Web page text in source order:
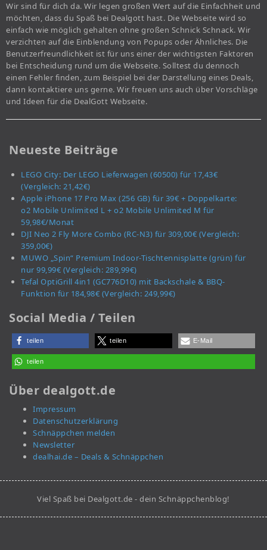
Wir sind für dich da. Wir legen großen Wert auf die Einfachheit und
möchten, dass du Spaß bei Dealgott hast. Die Webseite wird so
einfach wie möglich gehalten ohne großen Schnick Schnack. Wir
verzichten auf die Einblendung von Popups oder Ähnliches. Die
Benutzerfreundlichkeit ist für uns einer der wichtigsten Faktoren
bei Entscheidung rund um die Webseite. Solltest du dennoch
einen Fehler finden, zum Beispiel bei der Darstellung eines Deals,
dann kontaktiere uns gerne. Wir freuen uns auch über Vorschläge
und Ideen für die DealGott Webseite.
Neueste Beiträge
LEGO City: Der LEGO Lieferwagen (60500) für 17,43€
(Vergleich: 21,42€)
Apple iPhone 17 Pro Max (256 GB) für 39€ + Doppelkarte:
o2 Mobile Unlimited L + o2 Mobile Unlimited M für
59,98€/Monat
DJI Neo 2 Fly More Combo (RC-N3) für 309,00€ (Vergleich:
359,00€)
MUWO „Spin“ Premium Indoor-Tischtennisplatte (grün) für
nur 99,99€ (Vergleich: 289,99€)
Tefal OptiGrill 4in1 (GC776D10) mit Backschale & BBQ-
Funktion für 184,98€ (Vergleich: 249,99€)
Social Media / Teilen
teilen teilen E-Mail
teilen
Über dealgott.de
Impressum
Datenschutzerklärung
Schnäppchen melden
Newsletter
dealhai.de – Deals & Schnäppchen
Viel Spaß bei Dealgott.de - dein Schnäppchenblog!